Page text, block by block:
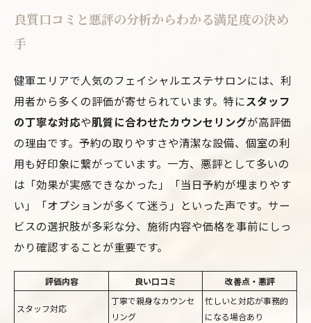
良質口コミと悪評の分析からわかる満足度の決め
手
健軍エリアで人気のフェイシャルエステサロンには、利
用者から多くの評価が寄せられています。特にスタッフ
の丁寧な対応や肌質に合わせたカウンセリングが高評価
の理由です。予約の取りやすさや清潔な設備、個室の利
用も好印象に繋がっています。一方、悪評として多いの
は「効果が実感できなかった」「当日予約が埋まりやす
い」「オプションが多くて迷う」といった声です。サー
ビスの選択肢が多彩な分、施術内容や価格を事前にしっ
かり確認することが重要です。
評価内容 良い口コミ 改善点・悪評
スタッフ対応
丁寧で親身なカウンセ
リング
忙しいと対応が事務的
になる場合あり